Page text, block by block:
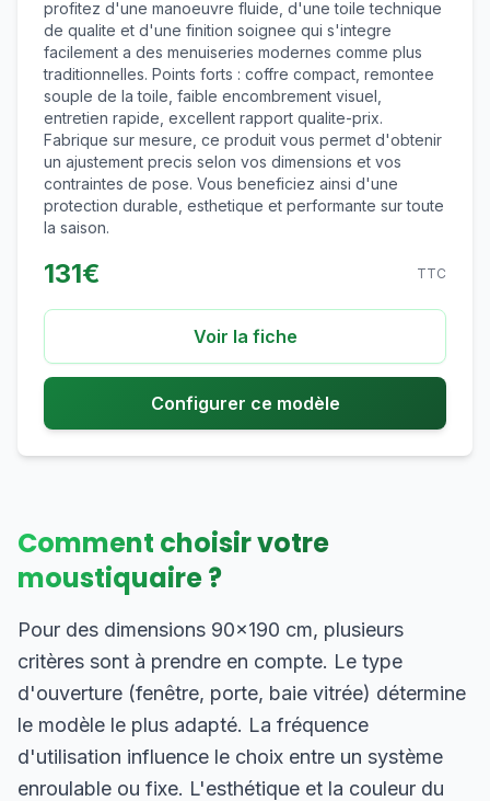
profitez d'une manoeuvre fluide, d'une toile technique
de qualite et d'une finition soignee qui s'integre
facilement a des menuiseries modernes comme plus
traditionnelles. Points forts : coffre compact, remontee
souple de la toile, faible encombrement visuel,
entretien rapide, excellent rapport qualite-prix.
Fabrique sur mesure, ce produit vous permet d'obtenir
un ajustement precis selon vos dimensions et vos
contraintes de pose. Vous beneficiez ainsi d'une
protection durable, esthetique et performante sur toute
la saison.
131€ TTC
Voir la fiche
Configurer ce modèle
Comment choisir votre
moustiquaire ?
Pour des dimensions 90×190 cm, plusieurs
critères sont à prendre en compte. Le type
d'ouverture (fenêtre, porte, baie vitrée) détermine
le modèle le plus adapté. La fréquence
d'utilisation influence le choix entre un système
enroulable ou fixe. L'esthétique et la couleur du